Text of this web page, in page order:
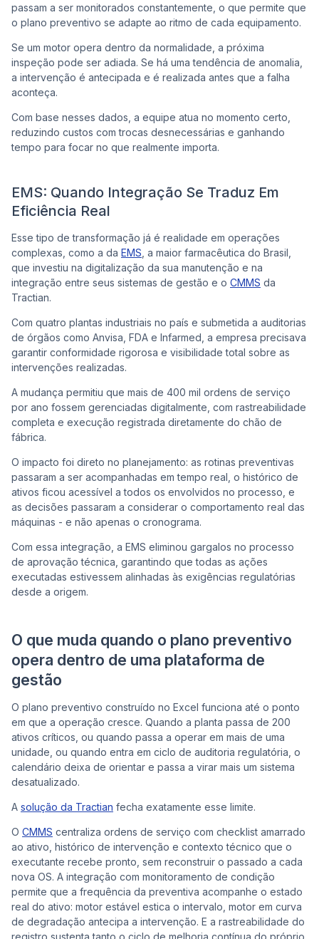
passam a ser monitorados constantemente, o que permite que
o plano preventivo se adapte ao ritmo de cada equipamento.
Se um motor opera dentro da normalidade, a próxima
inspeção pode ser adiada. Se há uma tendência de anomalia,
a intervenção é antecipada e é realizada antes que a falha
aconteça.
Com base nesses dados, a equipe atua no momento certo,
reduzindo custos com trocas desnecessárias e ganhando
tempo para focar no que realmente importa.
EMS: Quando Integração Se Traduz Em
Eficiência Real
Esse tipo de transformação já é realidade em operações
complexas, como a da EMS , a maior farmacêutica do Brasil,
que investiu na digitalização da sua manutenção e na
integração entre seus sistemas de gestão e o CMMS da
Tractian.
Com quatro plantas industriais no país e submetida a auditorias
de órgãos como Anvisa, FDA e Infarmed, a empresa precisava
garantir conformidade rigorosa e visibilidade total sobre as
intervenções realizadas.
A mudança permitiu que mais de 400 mil ordens de serviço
por ano fossem gerenciadas digitalmente, com rastreabilidade
completa e execução registrada diretamente do chão de
fábrica.
O impacto foi direto no planejamento: as rotinas preventivas
passaram a ser acompanhadas em tempo real, o histórico de
ativos ficou acessível a todos os envolvidos no processo, e
as decisões passaram a considerar o comportamento real das
máquinas - e não apenas o cronograma.
Com essa integração, a EMS eliminou gargalos no processo
de aprovação técnica, garantindo que todas as ações
executadas estivessem alinhadas às exigências regulatórias
desde a origem.
O que muda quando o plano preventivo
opera dentro de uma plataforma de
gestão
O plano preventivo construído no Excel funciona até o ponto
em que a operação cresce. Quando a planta passa de 200
ativos críticos, ou quando passa a operar em mais de uma
unidade, ou quando entra em ciclo de auditoria regulatória, o
calendário deixa de orientar e passa a virar mais um sistema
desatualizado.
A solução da Tractian fecha exatamente esse limite.
O CMMS centraliza ordens de serviço com checklist amarrado
ao ativo, histórico de intervenção e contexto técnico que o
executante recebe pronto, sem reconstruir o passado a cada
nova OS. A integração com monitoramento de condição
permite que a frequência da preventiva acompanhe o estado
real do ativo: motor estável estica o intervalo, motor em curva
de degradação antecipa a intervenção. E a rastreabilidade do
registro sustenta tanto o ciclo de melhoria contínua do próprio